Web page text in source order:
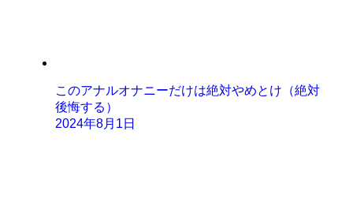
このアナルオナニーだけは絶対やめとけ（絶対
後悔する）
2024年8月1日